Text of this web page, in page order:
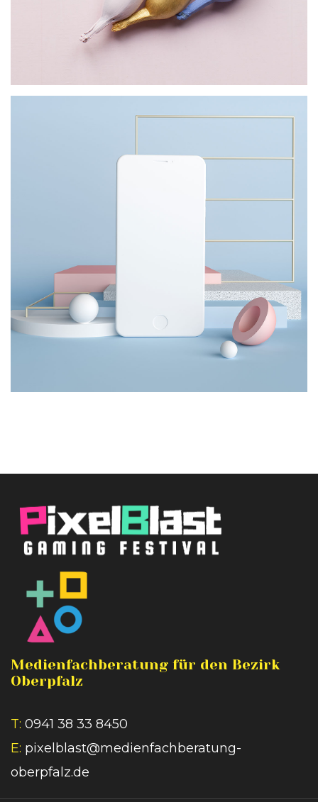
Medienfachberatung für den Bezirk
Oberpfalz
T: 0941 38 33 8450
E: pixelblast@medienfachberatung-
oberpfalz.de